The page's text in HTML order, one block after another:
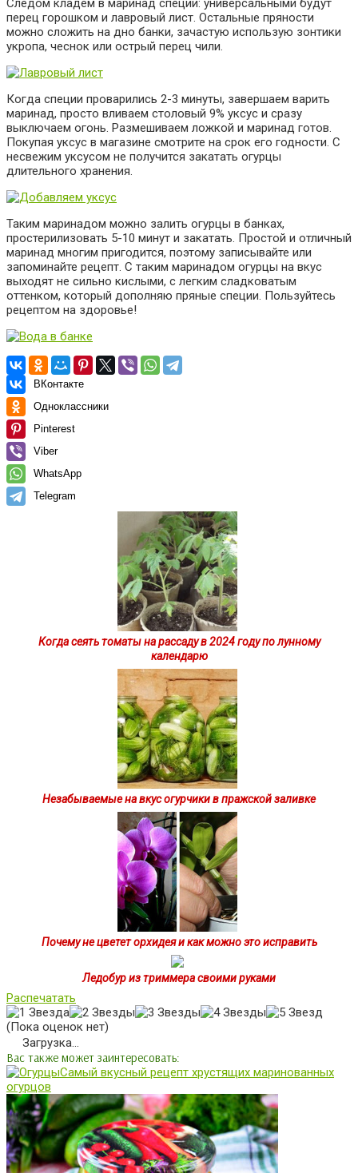
Следом кладем в маринад специи: универсальными будут
перец горошком и лавровый лист. Остальные пряности
можно сложить на дно банки, зачастую использую зонтики
укропа, чеснок или острый перец чили.
Когда специи проварились 2-3 минуты, завершаем варить
маринад, просто вливаем столовый 9% уксус и сразу
выключаем огонь. Размешиваем ложкой и маринад готов.
Покупая уксус в магазине смотрите на срок его годности. С
несвежим уксусом не получится закатать огурцы
длительного хранения.
Таким маринадом можно залить огурцы в банках,
простерилизовать 5-10 минут и закатать. Простой и отличный
маринад многим пригодится, поэтому записывайте или
запоминайте рецепт. С таким маринадом огурцы на вкус
выходят не сильно кислыми, с легким сладковатым
оттенком, который дополняю пряные специи. Пользуйтесь
рецептом на здоровье!
ВКонтакте
Одноклассники
Pinterest
Viber
WhatsApp
Telegram
Когда сеять томаты на рассаду в 2024 году по лунному
календарю
Незабываемые на вкус огурчики в пражской заливке
Почему не цветет орхидея и как можно это исправить
Ледобур из триммера своими руками
Распечатать
(Пока оценок нет)
Загрузка...
Вас также может заинтересовать:
Самый вкусный рецепт хрустящих маринованных
огурцов